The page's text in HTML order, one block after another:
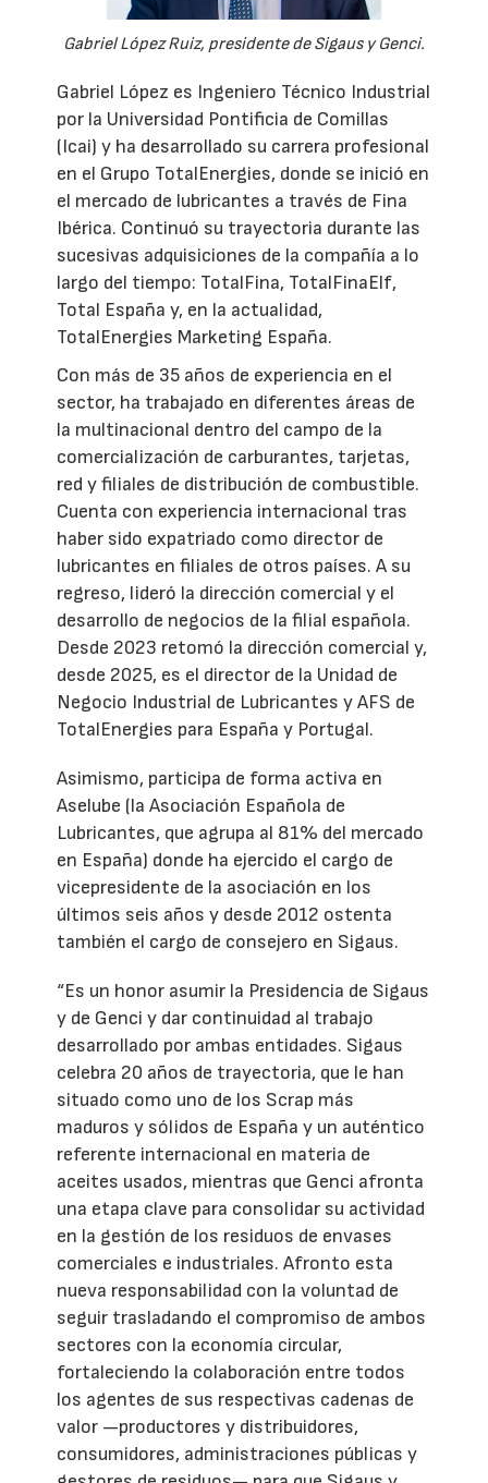
Gabriel López Ruiz, presidente de Sigaus y Genci.
Gabriel López es Ingeniero Técnico Industrial
por la Universidad Pontificia de Comillas
(Icai) y ha desarrollado su carrera profesional
en el Grupo TotalEnergies, donde se inició en
el mercado de lubricantes a través de Fina
Ibérica. Continuó su trayectoria durante las
sucesivas adquisiciones de la compañía a lo
largo del tiempo: TotalFina, TotalFinaElf,
Total España y, en la actualidad,
TotalEnergies Marketing España.
Con más de 35 años de experiencia en el
sector, ha trabajado en diferentes áreas de
la multinacional dentro del campo de la
comercialización de carburantes, tarjetas,
red y filiales de distribución de combustible.
Cuenta con experiencia internacional tras
haber sido expatriado como director de
lubricantes en filiales de otros países. A su
regreso, lideró la dirección comercial y el
desarrollo de negocios de la filial española.
Desde 2023 retomó la dirección comercial y,
desde 2025, es el director de la Unidad de
Negocio Industrial de Lubricantes y AFS de
TotalEnergies para España y Portugal.
Asimismo, participa de forma activa en
Aselube (la Asociación Española de
Lubricantes, que agrupa al 81% del mercado
en España) donde ha ejercido el cargo de
vicepresidente de la asociación en los
últimos seis años y desde 2012 ostenta
también el cargo de consejero en Sigaus.
“Es un honor asumir la Presidencia de Sigaus
y de Genci y dar continuidad al trabajo
desarrollado por ambas entidades. Sigaus
celebra 20 años de trayectoria, que le han
situado como uno de los Scrap más
maduros y sólidos de España y un auténtico
referente internacional en materia de
aceites usados, mientras que Genci afronta
una etapa clave para consolidar su actividad
en la gestión de los residuos de envases
comerciales e industriales. Afronto esta
nueva responsabilidad con la voluntad de
seguir trasladando el compromiso de ambos
sectores con la economía circular,
fortaleciendo la colaboración entre todos
los agentes de sus respectivas cadenas de
valor —productores y distribuidores,
consumidores, administraciones públicas y